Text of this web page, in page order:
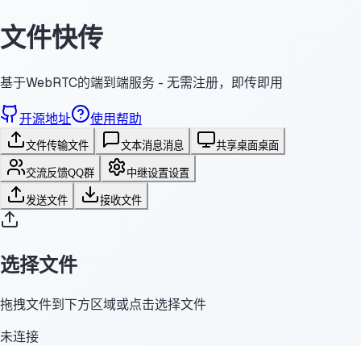
文件快传
基于WebRTC的端到端服务 - 无需注册，即传即用
开源地址 使用帮助
文件传输文件 文本消息消息 共享桌面桌面
交流反馈QQ群 中继设置设置
发送文件 接收文件
选择文件
拖拽文件到下方区域或点击选择文件
未连接